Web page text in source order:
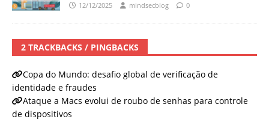
12/12/2025 mindsecblog 0
2 TRACKBACKS / PINGBACKS
Copa do Mundo: desafio global de verificação de
identidade e fraudes
Ataque a Macs evolui de roubo de senhas para controle
de dispositivos